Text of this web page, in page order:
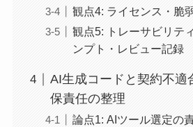
観点4: ライセンス・脆
観点5: トレーサビリテ
ンプト・レビュー記録
AI生成コードと契約不適
保責任の整理
論点1: AIツール選定の